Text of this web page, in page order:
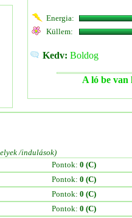
Energia:
Küllem:
Kedv: Boldog
A ló be van
/indulások)
Pontok: 0 (C)
Pontok: 0 (C)
Pontok: 0 (C)
Pontok: 0 (C)